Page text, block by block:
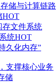
储与计算链路
HOT
存文件系统
统HOT
久化内存”
支撑核心业务
储